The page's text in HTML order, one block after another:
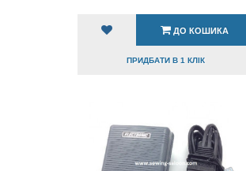
ДО КОШИКА
ПРИДБАТИ В 1 КЛІК